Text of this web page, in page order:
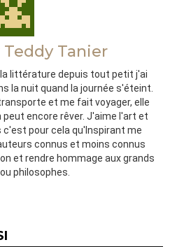
Teddy Tanier
littérature depuis tout petit j'ai
la nuit quand la journée s'éteint.
et me fait voyager, elle
encore rêver. J'aime l'art et
pour cela qu'Inspirant me
connus et moins connus
et rendre hommage aux grands
philosophes.